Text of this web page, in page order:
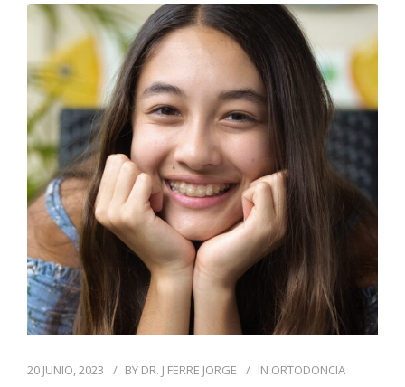
20 JUNIO, 2023 BY DR. J FERRE JORGE IN ORTODONCIA